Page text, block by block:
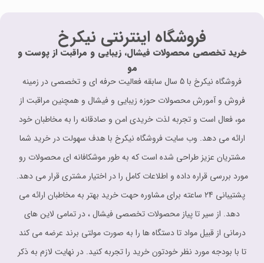
فروشگاه اینترنتی نیکرخ
خرید تخصصی محصولات فیشال، زیبایی و مراقبت از پوست و
مو
فروشگاه نیکرخ با 5 سال سابقه فعالیت حرفه ای و تخصصی در زمینه
فروش و آمورش محصولات حوزه زیبایی و فیشال و همچنین مراقبت از
مو، فعال است و تجربه لذت خریدی امن و صادقانه را به مخاطبان خود
ارائه می دهد. وب سایت فروشگاه نیکرخ با هدف سهولت در خرید شما
مشتریان عزیز طراحی شده است که به طور موشکافانه ای محصولات رو
مورد بررسی قراره داده و اطلاعات کامل را در اختیار مشتری قرار می دهد.
پشتیبانی 24 ساعته برای مشاوره حهت خرید بهتر به مخاطبان ارائه می
دهد. از سیر تا پیاز محصولات تخصصی فیشال ، در تمامی لاین های
درمانی از قبیل مواد تا دستگاه ها را به صورت مولتی برند عرضه می کند
تا با بودجه مورد نظر خودتون خرید را تجربه کنید. در نهایت لازم به ذکر